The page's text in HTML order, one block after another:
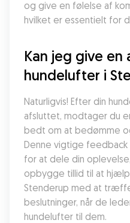
og give en følelse af
hvilket er essentielt for
Kan jeg give en
hundelufter i
Naturligvis! Efter din
afsluttet, modtager du
bedt om at bedømme
Denne vigtige feedback
for at dele din
opbygge tillid til at
Stenderup med at
beslutninger, når de
hundelufter til dem.